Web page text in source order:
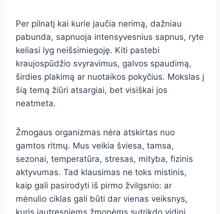
Per pilnatį kai kurie jaučia nerimą, dažniau
pabunda, sapnuoja intensyvesnius sapnus, ryte
keliasi lyg neišsimiegoję. Kiti pastebi
kraujospūdžio svyravimus, galvos spaudimą,
širdies plakimą ar nuotaikos pokyčius. Mokslas į
šią temą žiūri atsargiai, bet visiškai jos
neatmeta.
Žmogaus organizmas nėra atskirtas nuo
gamtos ritmų. Mus veikia šviesa, tamsa,
sezonai, temperatūra, stresas, mityba, fizinis
aktyvumas. Tad klausimas ne toks mistinis,
kaip gali pasirodyti iš pirmo žvilgsnio: ar
mėnulio ciklas gali būti dar vienas veiksnys,